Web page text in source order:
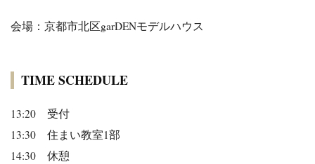
会場：京都市北区garDENモデルハウス
TIME SCHEDULE
13:20 受付
13:30 住まい教室1部
14:30 休憩